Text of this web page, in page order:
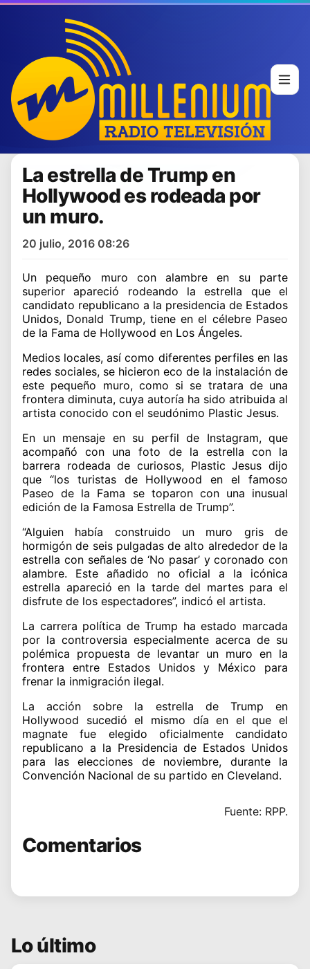
La estrella de Trump en
Hollywood es rodeada por
un muro.
20 julio, 2016 08:26
Un pequeño muro con alambre en su parte
superior apareció rodeando la estrella que el
candidato republicano a la presidencia de Estados
Unidos, Donald Trump, tiene en el célebre Paseo
de la Fama de Hollywood en Los Ángeles.
Medios locales, así como diferentes perfiles en las
redes sociales, se hicieron eco de la instalación de
este pequeño muro, como si se tratara de una
frontera diminuta, cuya autoría ha sido atribuida al
artista conocido con el seudónimo Plastic Jesus.
En un mensaje en su perfil de Instagram, que
acompañó con una foto de la estrella con la
barrera rodeada de curiosos, Plastic Jesus dijo
que “los turistas de Hollywood en el famoso
Paseo de la Fama se toparon con una inusual
edición de la Famosa Estrella de Trump”.
“Alguien había construido un muro gris de
hormigón de seis pulgadas de alto alrededor de la
estrella con señales de ‘No pasar’ y coronado con
alambre. Este añadido no oficial a la icónica
estrella apareció en la tarde del martes para el
disfrute de los espectadores”, indicó el artista.
La carrera política de Trump ha estado marcada
por la controversia especialmente acerca de su
polémica propuesta de levantar un muro en la
frontera entre Estados Unidos y México para
frenar la inmigración ilegal.
La acción sobre la estrella de Trump en
Hollywood sucedió el mismo día en el que el
magnate fue elegido oficialmente candidato
republicano a la Presidencia de Estados Unidos
para las elecciones de noviembre, durante la
Convención Nacional de su partido en Cleveland.
Fuente: RPP.
Comentarios
Lo último